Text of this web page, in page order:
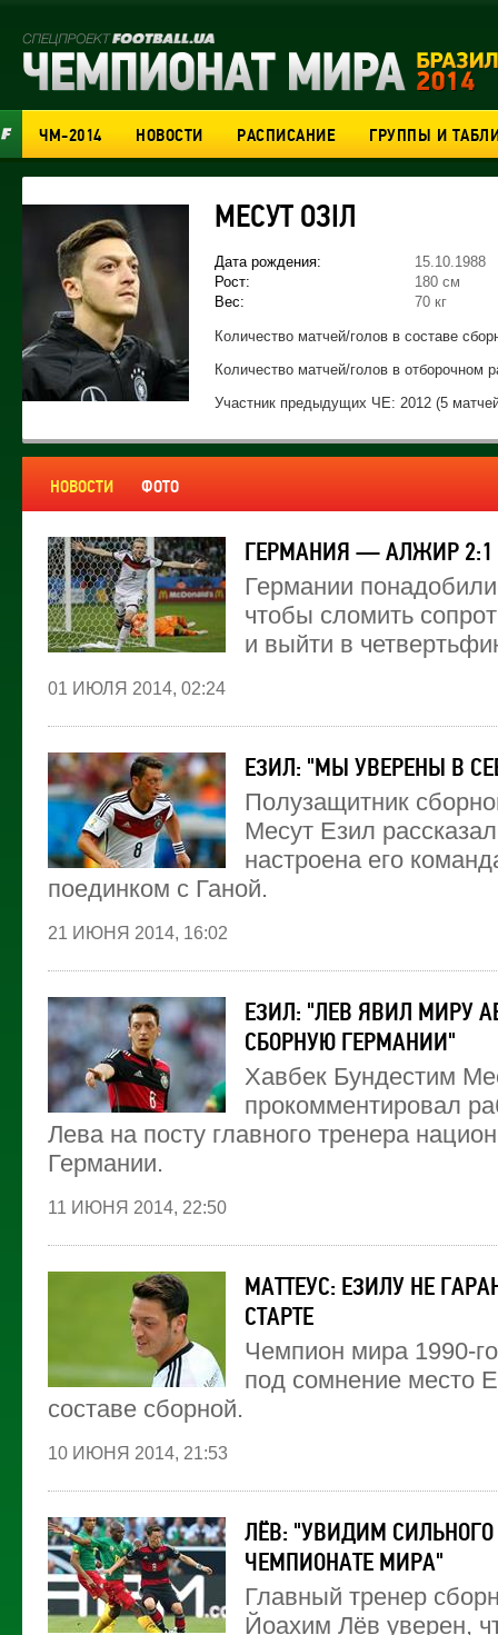
ЧМ-2014 НОВОСТИ РАСПИСАНИЕ ГРУППЫ И
МЕСУТ ОЗІЛ
Дата рождения:
15.10.1988
Рост:
180 см
Вес:
70 кг
Количество матчей/голов в составе
Количество матчей/голов в отборочном
Участник предыдущих ЧЕ: 2012 (5
НОВОСТИ ФОТО
ГЕРМАНИЯ — АЛЖИР 2:1
Германии
чтобы сломить
и выйти в
01 ИЮЛЯ 2014, 02:24
ЕЗИЛ: "МЫ УВЕРЕНЫ В
Полузащитник
Месут Езил
настроена его
поединком с Ганой.
21 ИЮНЯ 2014, 16:02
ЕЗИЛ: "ЛЕВ ЯВИЛ МИРУ
СБОРНУЮ ГЕРМАНИИ"
Хавбек Бундестим
прокомментировал
Лева на посту главного тренера
Германии.
11 ИЮНЯ 2014, 22:50
МАТТЕУС: ЕЗИЛУ НЕ
СТАРТЕ
Чемпион мира 1990-
под сомнение место
составе сборной.
10 ИЮНЯ 2014, 21:53
ЛЁВ: "УВИДИМ
ЧЕМПИОНАТЕ МИРА"
Главный тренер
Йоахим Лёв уверен,